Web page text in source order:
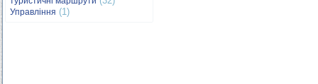
Управління (1)